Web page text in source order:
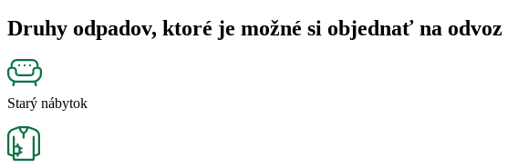
Druhy odpadov, ktoré je možné si objednať na odvoz
Starý nábytok